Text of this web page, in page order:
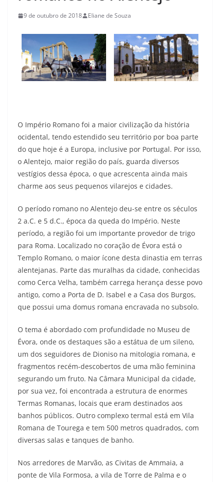
9 de outubro de 2018 Eliane de Souza
O Império Romano foi a maior civilização da história
ocidental, tendo estendido seu território por boa parte
do que hoje é a Europa, inclusive por Portugal. Por isso,
o Alentejo, maior região do país, guarda diversos
vestígios dessa época, o que acrescenta ainda mais
charme aos seus pequenos vilarejos e cidades.
O período romano no Alentejo deu-se entre os séculos
2 a.C. e 5 d.C., época da queda do Império. Neste
período, a região foi um importante provedor de trigo
para Roma. Localizado no coração de Évora está o
Templo Romano, o maior ícone desta dinastia em terras
alentejanas. Parte das muralhas da cidade, conhecidas
como Cerca Velha, também carrega herança desse povo
antigo, como a Porta de D. Isabel e a Casa dos Burgos,
que possui uma domus romana encravada no subsolo.
O tema é abordado com profundidade no Museu de
Évora, onde os destaques são a estátua de um sileno,
um dos seguidores de Dioniso na mitologia romana, e
fragmentos recém-descobertos de uma mão feminina
segurando um fruto. Na Câmara Municipal da cidade,
por sua vez, foi encontrada a estrutura de enormes
Termas Romanas, locais que eram destinados aos
banhos públicos. Outro complexo termal está em Vila
Romana de Tourega e tem 500 metros quadrados, com
diversas salas e tanques de banho.
Nos arredores de Marvão, as Civitas de Ammaia, a
ponte de Vila Formosa, a vila de Torre de Palma e o